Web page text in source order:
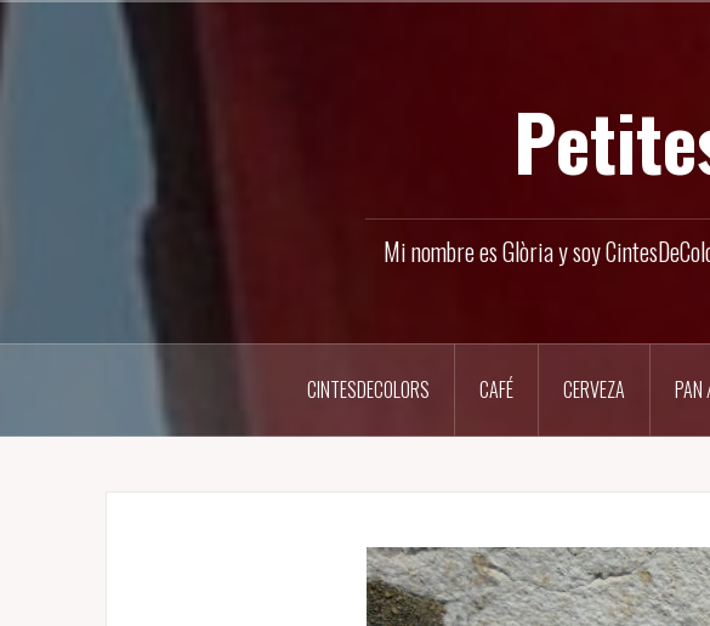
Mi nombre es Glòria y soy
CINTESDECOLORS CAFÉ CERVEZA PAN